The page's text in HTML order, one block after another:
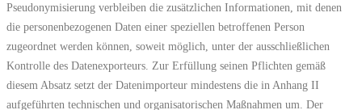
Pseudonymisierung verbleiben die zusätzlichen Informationen, mit denen
die personenbezogenen Daten einer speziellen betroffenen Person
zugeordnet werden können, soweit möglich, unter der ausschließlichen
Kontrolle des Datenexporteurs. Zur Erfüllung seinen Pflichten gemäß
diesem Absatz setzt der Datenimporteur mindestens die in Anhang II
aufgeführten technischen und organisatorischen Maßnahmen um. Der